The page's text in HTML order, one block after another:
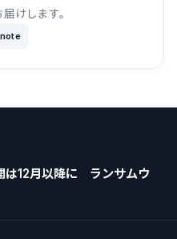
けします。
note
は12月以降に ランサムウ